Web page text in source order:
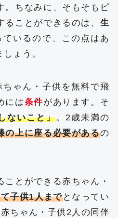
。ちなみに、そもそもピ
ことができるのは、 生
ているので、この点はあ
ょう。
ちゃん・子供を無料で飛
には条件があります。そ
ないこと」。2歳未満の
の上に座る必要があるの
ことができる赤ちゃん・
子供1人までとなってい
ちゃん・子供2人の同伴